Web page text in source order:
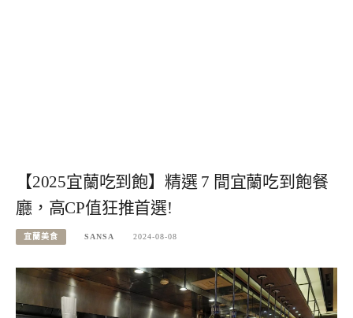
【2025宜蘭吃到飽】精選 7 間宜蘭吃到飽餐
廳，高CP值狂推首選!
宜蘭美食 SANSA 2024-08-08